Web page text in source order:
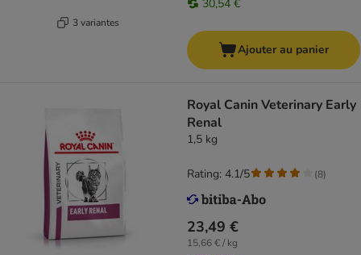
3 variantes
30,54 €
Ajouter au panier
Royal Canin Veterinary Early
Renal
1,5 kg
23,49 €
15,66 € / kg
Rating: 4.1/5 (8)